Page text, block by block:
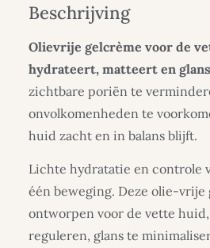
Beschrijving
Olievrije gelcrème voor de
hydrateert, matteert en
zichtbare poriën te
onvolkomenheden te
huid zacht en in balans blijft.
Lichte hydratatie en controle
één beweging. Deze olie-vrije
ontworpen voor de vette
reguleren, glans te